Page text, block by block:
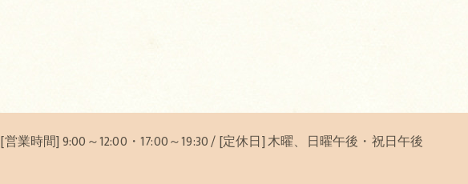
[営業時間] 9:00～12:00・17:00～19:30 / [定休日] 木曜、日曜午後・祝日午後